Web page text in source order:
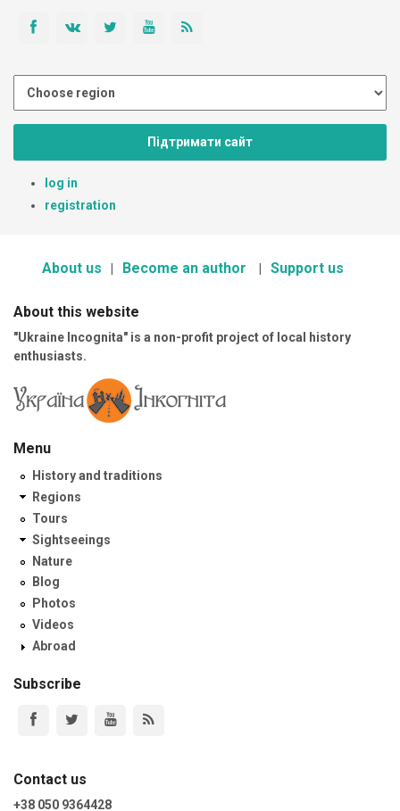
Підтримати сайт
log in
registration
About us Become an author Support us
About this website
"Ukraine Incognita" is a non-profit project of local history
enthusiasts.
Menu
History and traditions
Regions
Tours
Sightseeings
Nature
Blog
Photos
Videos
Abroad
Subscribe
Contact us
+38 050 9364428